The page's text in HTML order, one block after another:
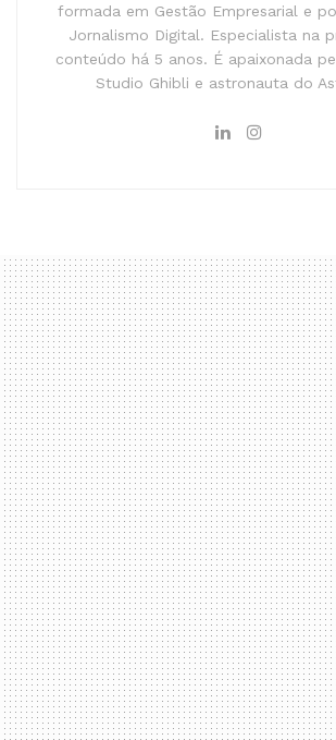
formada em Gestão Empresarial e
Jornalismo Digital. Especialista na
conteúdo há 5 anos. É apaixonada
Studio Ghibli e astronauta do